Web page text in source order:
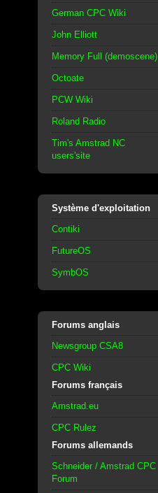
German CPC Wiki
John Elliott
Memory Full (demoscene)
Octoate
PCW Wiki
Roland Radio
Tim's Amstrad NC
users'site
Système d'exploitation
Contiki
FutureOS
SymbOS
Forums anglais
Newsgroup CSA8
CPC Wiki
Forums français
Amstrad.eu
CPC Rulez
Forums allemands
Schneider / Amstrad CPC
Forum